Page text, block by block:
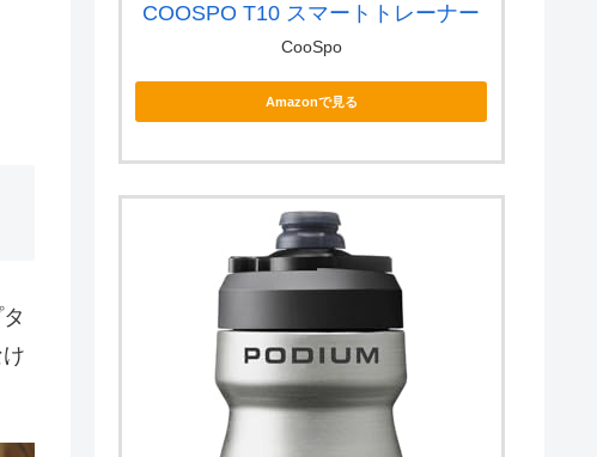
COOSPO T10 スマートトレーナー
CooSpo
Amazonで見る